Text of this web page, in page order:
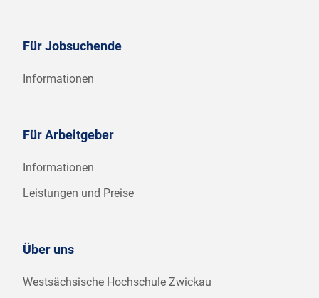
Für Jobsuchende
Informationen
Für Arbeitgeber
Informationen
Leistungen und Preise
Über uns
Westsächsische Hochschule Zwickau